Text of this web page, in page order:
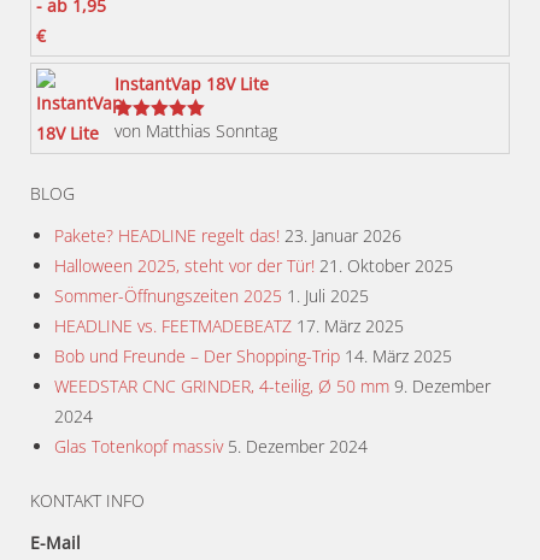
werden
InstantVap 18V Lite
Bewertet
mit5von 5
von Matthias Sonntag
BLOG
Pakete? HEADLINE regelt das! 23. Januar 2026
Halloween 2025, steht vor der Tür! 21. Oktober 2025
Sommer-Öffnungszeiten 2025 1. Juli 2025
HEADLINE vs. FEETMADEBEATZ 17. März 2025
Bob und Freunde – Der Shopping-Trip 14. März 2025
WEEDSTAR CNC GRINDER, 4-teilig, Ø 50 mm 9. Dezember
2024
Glas Totenkopf massiv 5. Dezember 2024
KONTAKT INFO
E-Mail